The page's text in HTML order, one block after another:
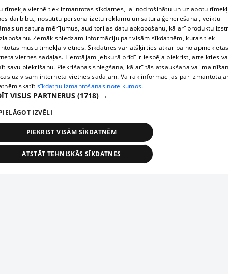
tīmekļa vietnē tiek izmantotas sīkdatnes, lai nodrošinātu un uzlabotu
darbību., nosūtītu personalizētu reklāmu un satura ģenerēšanai, veiktu
un satura mērījumus, auditorijas datu apkopošanu, kā arī produktu
Zemāk sniedzam informāciju par visām sīkdatnēm, kuras tiek
mūsu tīmekļa vietnēs. Sīkdatnes var atšķirties atkarībā no
vietnes sadaļas. Lietotājam jebkurā brīdī ir iespēja piekrist, atteikties
savu piekrišanu. Piekrišanas sniegšana, kā arī tās atsaukšana vai
uz visām interneta vietnes sadaļām. Vairāk informācijas par
skatīt sīkdatņu izmantošanas noteikumos.
VISUS PARTNERUS (1718) →
IZVĒLI
PIEKRIST VISĀM SĪKDATNĒM
ATSTĀT TEHNISKĀS SĪKDATNES